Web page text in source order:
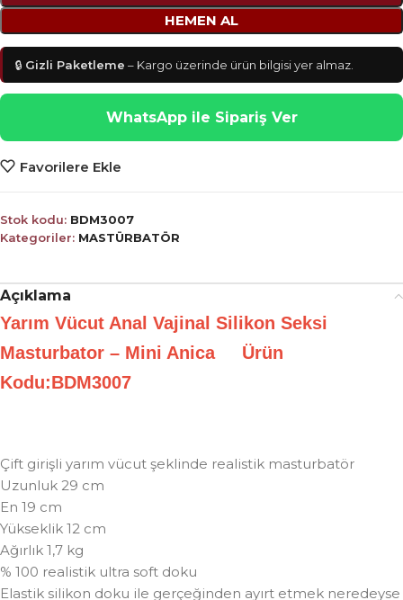
HEMEN AL
🔒 Gizli Paketleme – Kargo üzerinde ürün bilgisi yer almaz.
WhatsApp ile Sipariş Ver
Favorilere Ekle
Stok kodu: BDM3007
Kategoriler: MASTÜRBATÖR
Açıklama
Yarım Vücut Anal Vajinal Silikon Seksi
Masturbator – Mini Anica Ürün
Kodu:BDM3007
Çift girişli yarım vücut şeklinde realistik masturbatör
Uzunluk 29 cm
En 19 cm
Yükseklik 12 cm
Ağırlık 1,7 kg
% 100 realistik ultra soft doku
Elastik silikon doku ile gerçeğinden ayırt etmek neredeyse